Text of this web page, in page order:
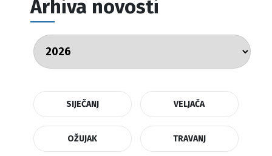
Arhiva novosti
SIJEČANJ VELJAČA
OŽUJAK TRAVANJ